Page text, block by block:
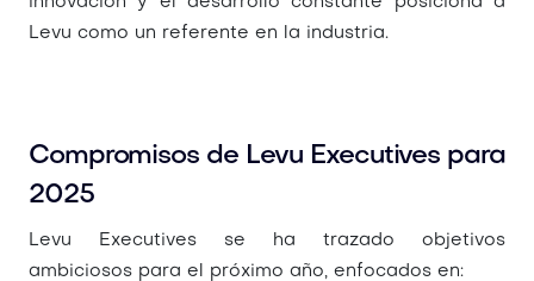
Levu como un referente en la industria.
Compromisos de Levu Executives para
2025
Levu Executives se ha trazado objetivos
ambiciosos para el próximo año, enfocados en: